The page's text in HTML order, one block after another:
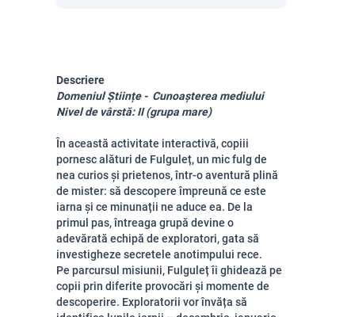
Descriere
Domeniul Științe -  Cunoașterea mediului
Nivel de vârstă: II (grupa mare)
În această activitate interactivă, copiii
pornesc alături de Fulguleț, un mic fulg de
nea curios și prietenos, într-o aventură plină
de mister: să descopere împreună ce este
iarna și ce minunații ne aduce ea. De la
primul pas, întreaga grupă devine o
adevărată echipă de exploratori, gata să
investigheze secretele anotimpului rece.
Pe parcursul misiunii, Fulguleț îi ghidează pe
copii prin diferite provocări și momente de
descoperire. Exploratorii vor învăța să